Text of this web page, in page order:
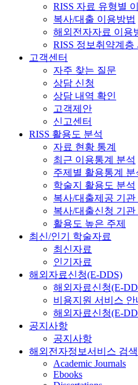
RISS 자료 유형별
복사/대출 이용방법
해외전자자료 이용
RISS 정보취약계층
고객센터
자주 찾는 질문
상담 신청
상담 내역 확인
고객제안
신고센터
RISS 활용도 분석
자료 현황 통계
최근 이용통계 분석
주제별 활용통계 분
학술지 활용도 분석
복사/대출제공 기관
복사/대출신청 기관
활용도 높은 주제
최신/인기 학술자료
최신자료
인기자료
해외자료신청(E-DDS)
해외자료신청(E-
비용지원 서비스 안
해외자료신청(E-
공지사항
공지사항
해외전자정보서비스 검색
Academic Journals
Ebooks